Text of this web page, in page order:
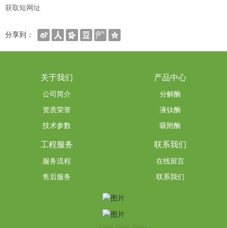
获取短网址
分享到：
关于我们
公司简介
资质荣誉
技术参数
产品中心
分解酶
液钛酶
吸附酶
工程服务
服务流程
售后服务
联系我们
在线留言
联系我们